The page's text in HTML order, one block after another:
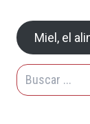
Miel, el